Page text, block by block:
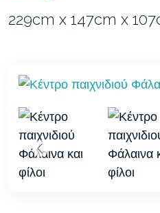
229cm x 147cm x